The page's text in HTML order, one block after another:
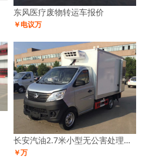
东风医疗废物转运车报价
￥电议万
长安汽油2.7米小型无公害处理车报价
￥万